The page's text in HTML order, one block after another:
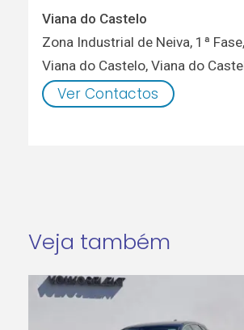
Viana do Castelo
Zona Industrial de Neiva, 1ª
Viana do Castelo, Viana do
Ver Contactos
Veja também